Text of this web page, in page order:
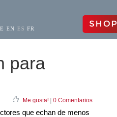
EN ES FR SHOP
para
Me gusta!| 0 Comentarios
que echan de menos